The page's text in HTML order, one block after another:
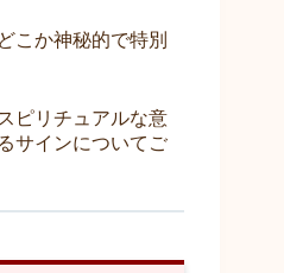
こか神秘的で特別
ピリチュアルな意
サインについてご